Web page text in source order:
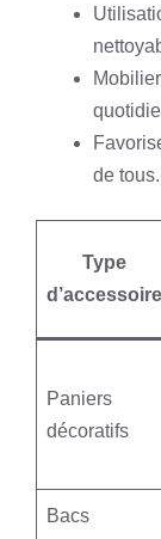
de tous.
Type
d’accessoire
Paniers
décoratifs
Bacs